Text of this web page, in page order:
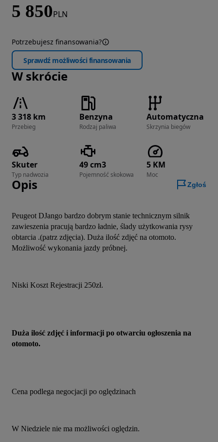
5 850PLN
Potrzebujesz finansowania?
Sprawdź możliwości finansowania
W skrócie
3 318 km
Przebieg
Benzyna
Rodzaj paliwa
Automatyczna
Skrzynia biegów
Skuter
Typ nadwozia
49 cm3
Pojemność skokowa
5 KM
Moc
Opis Zgłoś
Peugeot DJango bardzo dobrym stanie technicznym silnik
zawieszenia pracują bardzo ładnie, ślady użytkowania rysy
obtarcia .(patrz zdjęcia). Duża ilość zdjęć na otomoto.
Możliwość wykonania jazdy próbnej.
Niski Koszt Rejestracji 250zł.
Duża ilość zdjęć i informacji po otwarciu ogłoszenia na
otomoto.
Cena podlega negocjacji po oględzinach
W Niedziele nie ma możliwości oględzin.